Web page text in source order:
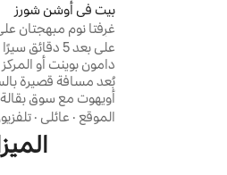
بيت في أوشن شورز
الأقدام من الشاطئ.
على بعد 5
دامون بوينت أو
بُعد مسافة قصيرة
نجوم ومحلات البيع
من وسط المدينة
بالغولف المصغر
الموقع · عائلي ·